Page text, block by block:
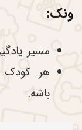
ونک:
مسیر
هر کودک
باشه.